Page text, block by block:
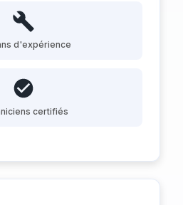
d'expérience
certifiés